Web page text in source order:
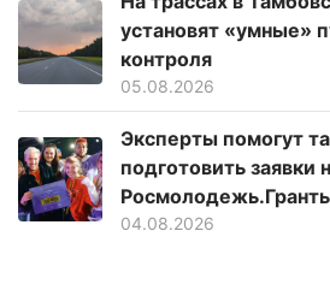
установят «умные»
контроля
05.08.2026
Эксперты помогут
подготовить заявки
04.08.2026